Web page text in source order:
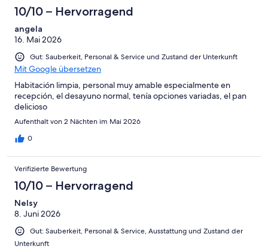
10/10 – Hervorragend
angela
16. Mai 2026
Gut: Sauberkeit, Personal & Service und Zustand der Unterkunft
Mit Google übersetzen
Habitación limpia, personal muy amable especialmente en
recepción, el desayuno normal, tenía opciones variadas, el pan
delicioso
Aufenthalt von 2 Nächten im Mai 2026
0
Verifizierte Bewertung
10/10 – Hervorragend
Nelsy
8. Juni 2026
Gut: Sauberkeit, Personal & Service, Ausstattung und Zustand der
Unterkunft